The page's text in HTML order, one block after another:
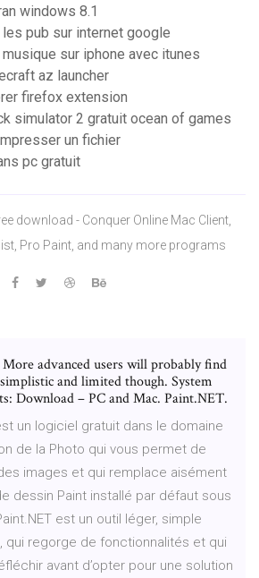
windows 8.1
pub sur internet google
sur iphone avec itunes
az launcher
firefox extension
simulator 2 gratuit ocean of games
un fichier
pc gratuit
download - Conquer Online Mac Client,
Pro Paint, and many more programs
More advanced users will probably find
and limited though. System
Download – PC and Mac. Paint.NET.
un logiciel gratuit dans le domaine
de la Photo qui vous permet de
images et qui remplace aisément
dessin Paint installé par défaut sous
est un outil léger, simple
qui regorge de fonctionnalités et qui
avant d’opter pour une solution